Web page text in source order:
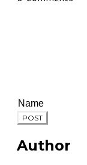
POST
Author